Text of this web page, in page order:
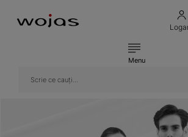
Menu